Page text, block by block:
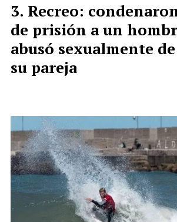
Recreo:
de prisión a un
abusó sexualmente
su pareja